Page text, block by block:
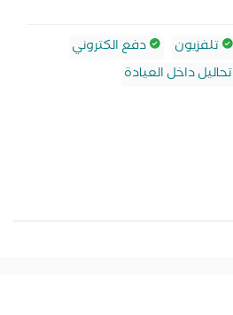
تلفزيون
دفع الكتروني
تحاليل داخل العيادة